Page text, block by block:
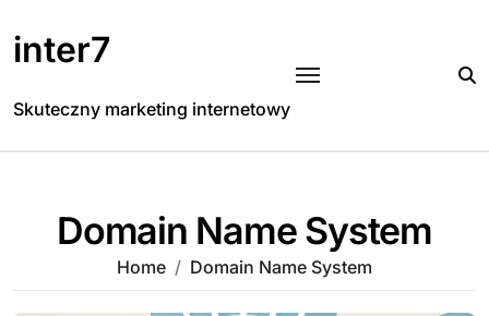
to
content
inter7
Skuteczny marketing internetowy
Domain Name System
Home Domain Name System